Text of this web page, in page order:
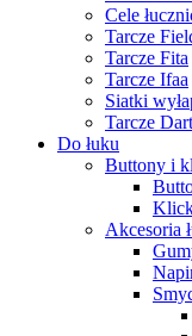
Cele
Tarcze
Tarcze Fita
Tarcze Ifaa
Siatki
Tarcze Dart
Do łuku
Buttony i
Akcesoria